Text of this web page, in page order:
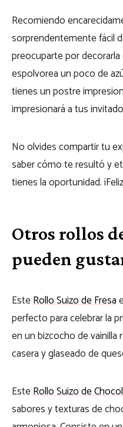
Recomiendo
sorprendentemente fácil
preocuparte por
espolvorea un poco de
tienes un postre
impresionará a tus
No olvides compartir tu
saber cómo te resultó y
tienes la oportunidad.
Otros rollos
pueden
EsteRollo Suizo de Fresa
perfecto para celebrar la
en un bizcocho de vainilla
casera y glaseado de
EsteRollo Suizo de
sabores y texturas de